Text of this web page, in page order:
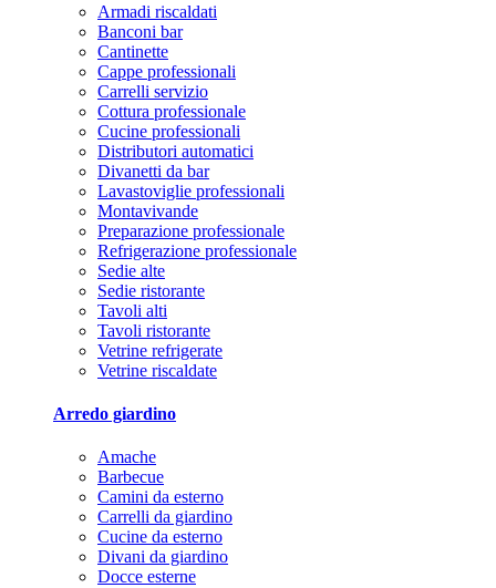
Armadi riscaldati
Banconi bar
Cantinette
Cappe professionali
Carrelli servizio
Cottura professionale
Cucine professionali
Distributori automatici
Divanetti da bar
Lavastoviglie professionali
Montavivande
Preparazione professionale
Refrigerazione professionale
Sedie alte
Sedie ristorante
Tavoli alti
Tavoli ristorante
Vetrine refrigerate
Vetrine riscaldate
Arredo giardino
Amache
Barbecue
Camini da esterno
Carrelli da giardino
Cucine da esterno
Divani da giardino
Docce esterne